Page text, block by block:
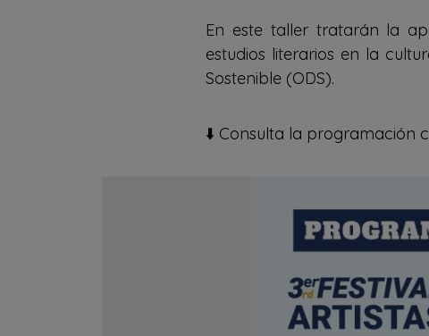
En este taller tratarán la
estudios literarios en la
Sostenible (ODS).
⬇️ Consulta la programación